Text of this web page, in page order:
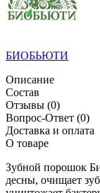
БИОБЬЮТИ
Описание
Состав
Отзывы (0)
Вопрос-Ответ (0)
Доставка и оплата
О товаре
Зубной порошок
десны, очищает